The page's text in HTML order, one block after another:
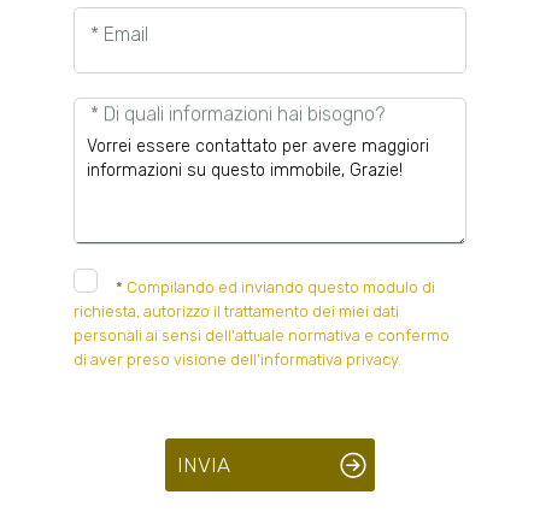
* Email
* Di quali informazioni hai bisogno?
* Compilando ed inviando questo modulo di
richiesta, autorizzo il trattamento dei miei dati
personali ai sensi dell'attuale normativa e confermo
di aver preso visione dell'informativa privacy.
INVIA